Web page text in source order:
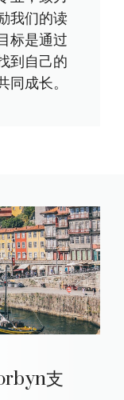
我们的读
标是通过
到自己的
成长。
支